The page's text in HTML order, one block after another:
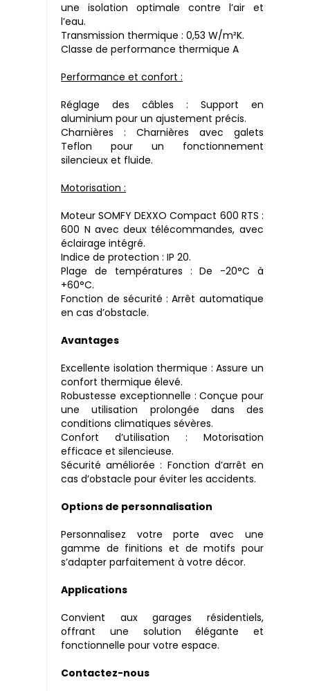
une isolation optimale contre l’air et
l’eau.
Transmission thermique : 0,53 W/m²K.
Classe de performance thermique A
Performance et confort :
Réglage des câbles : Support en
aluminium pour un ajustement précis.
Charnières : Charnières avec galets
Teflon pour un fonctionnement
silencieux et fluide.
Motorisation :
Moteur SOMFY DEXXO Compact 600 RTS :
600 N avec deux télécommandes, avec
éclairage intégré.
Indice de protection : IP 20.
Plage de températures : De -20°C à
+60°C.
Fonction de sécurité : Arrêt automatique
en cas d’obstacle.
Avantages
Excellente isolation thermique : Assure un
confort thermique élevé.
Robustesse exceptionnelle : Conçue pour
une utilisation prolongée dans des
conditions climatiques sévères.
Confort d’utilisation : Motorisation
efficace et silencieuse.
Sécurité améliorée : Fonction d’arrêt en
cas d’obstacle pour éviter les accidents.
Options de personnalisation
Personnalisez votre porte avec une
gamme de finitions et de motifs pour
s’adapter parfaitement à votre décor.
Applications
Convient aux garages résidentiels,
offrant une solution élégante et
fonctionnelle pour votre espace.
Contactez-nous